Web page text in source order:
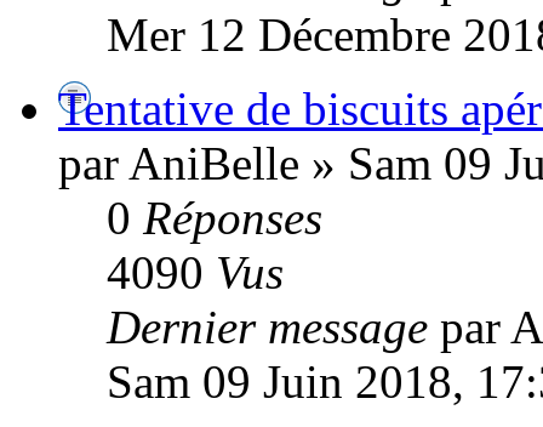
Mer 12 Décembre
Tentative de biscuits
par AniBelle » Sam 09
0 Réponses
4090 Vus
Dernier message par
Sam 09 Juin 2018,